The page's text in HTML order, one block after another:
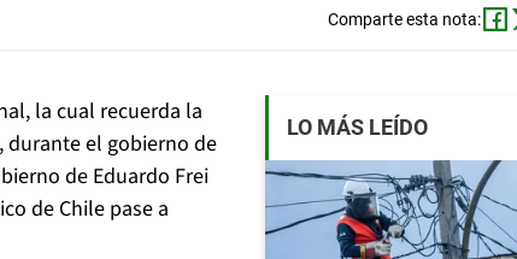
Comparte esta nota:
la cual recuerda la
durante el gobierno de
de Eduardo Frei
de Chile pase a
LO MÁS LEÍDO